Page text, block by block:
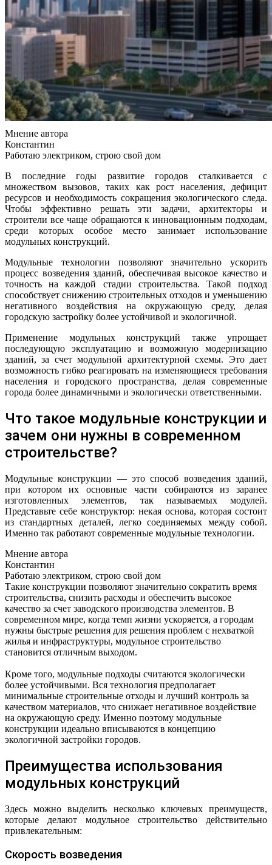
Мнение автора
Константин
Работаю электриком, строю свой дом
В последние годы развитие городов сталкивается с
множеством вызовов, таких как рост населения, дефицит
ресурсов и необходимость сокращения экологического следа.
Чтобы эффективно решать эти задачи, архитекторы и
строители все чаще обращаются к инновационным подходам,
среди которых особое место занимает использование
модульных конструкций.
Модульные технологии позволяют значительно ускорить
процесс возведения зданий, обеспечивая высокое качество и
точность на каждой стадии строительства. Такой подход
способствует снижению строительных отходов и уменьшению
негативного воздействия на окружающую среду, делая
городскую застройку более устойчивой и экологичной.
Применение модульных конструкций также упрощает
последующую эксплуатацию и возможную модернизацию
зданий, за счет модульной архитектурной схемы. Это дает
возможность гибко реагировать на изменяющиеся требования
населения и городского пространства, делая современные
города более динамичными и экологически ответственными.
Что такое модульные конструкции и
зачем они нужны в современном
строительстве?
Модульные конструкции — это способ возведения зданий,
при котором их основные части собираются из заранее
изготовленных элементов, так называемых модулей.
Представьте себе конструктор: некая основа, которая состоит
из стандартных деталей, легко соединяемых между собой.
Именно так работают современные модульные технологии.
Мнение автора
Константин
Работаю электриком, строю свой дом
Такие конструкции позволяют значительно сократить время
строительства, снизить расходы и обеспечить высокое
качество за счет заводского производства элементов. В
современном мире, когда темп жизни ускоряется, а городам
нужны быстрые решения для решения проблем с нехваткой
жилья и инфраструктуры, модульное строительство
становится отличным выходом.
Кроме того, модульные подходы считаются экологически
более устойчивыми. Вся технология предполагает
минимальные строительные отходы и лучший контроль за
качеством материалов, что снижает негативное воздействие
на окружающую среду. Именно поэтому модульные
конструкции идеально вписываются в концепцию
экологичной застройки городов.
Преимущества использования
модульных конструкций
Здесь можно выделить несколько ключевых преимуществ,
которые делают модульное строительство действительно
привлекательным:
Скорость возведения